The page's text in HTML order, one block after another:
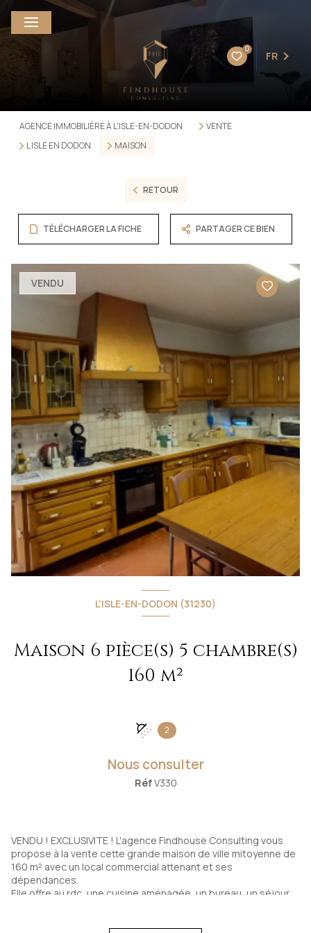
0
FR
AGENCE IMMOBILIÈRE À L'ISLE-EN-DODON
VENTE
L ISLE EN DODON
MAISON
RETOUR
TÉLÉCHARGER LA FICHE PARTAGER CE BIEN
VENDU
L'ISLE-EN-DODON (31230)
Maison 6 pièce(s) 5 chambre(s)
160 m²
2
Nous consulter
RéfV330
VENDU ! EXCLUSIVITE ! L'agence Findhouse Consulting vous
propose à la vente cette grande maison de ville mitoyenne de
160 m² avec un local commercial attenant et ses
dépendances.
Elle offre au rdc, une cuisine aménagée, un bureau, un séjour